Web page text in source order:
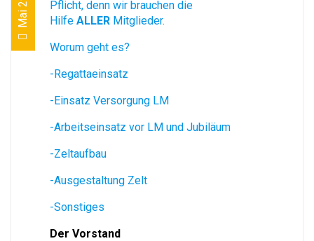
Pflicht, denn wir brauchen die
Hilfe ALLER Mitglieder.
Worum geht es?
-Regattaeinsatz
-Einsatz Versorgung LM
-Arbeitseinsatz vor LM und Jubiläum
-Zeltaufbau
-Ausgestaltung Zelt
-Sonstiges
Der Vorstand